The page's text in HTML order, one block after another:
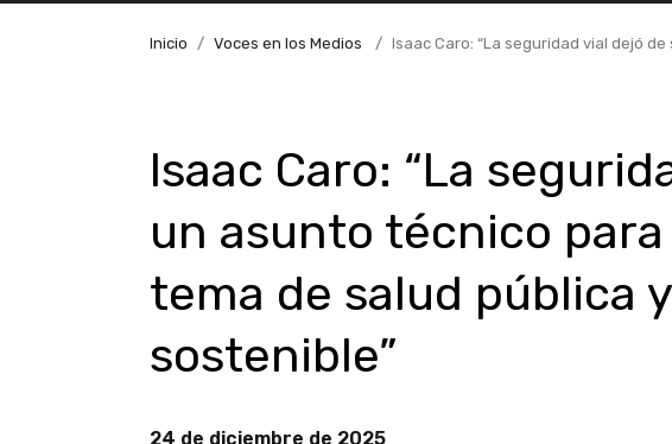
Inicio Voces en los Medios Isaac Caro: “La seguridad vial dejó
Isaac Caro: “La
un asunto técnico
tema de salud pública
sostenible”
24 de diciembre de 2025